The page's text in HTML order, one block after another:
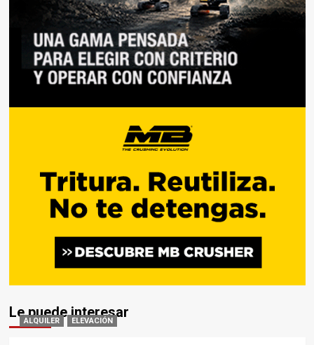
Le puede interesar
ALQUILER ELEVACIÓN